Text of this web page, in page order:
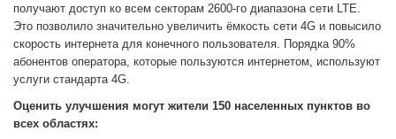
получают доступ ко всем секторам 2600-го диапазона сети LTE.
Это позволило значительно увеличить ёмкость сети 4G и повысило
скорость интернета для конечного пользователя. Порядка 90%
абонентов оператора, которые пользуются интернетом, используют
услуги стандарта 4G.
Оценить улучшения могут жители 150 населенных пунктов во
всех областях: